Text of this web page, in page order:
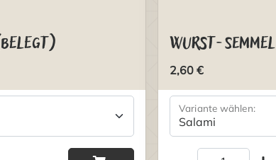
Wurst-Semmel
2,60 €
Variante wählen: